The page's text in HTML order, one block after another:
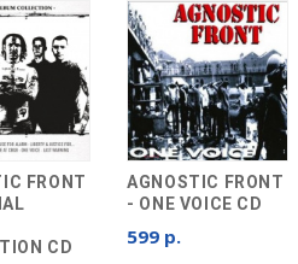
FRONT
CD
AGNOSTIC FRONT
- ONE VOICE CD
599 р.